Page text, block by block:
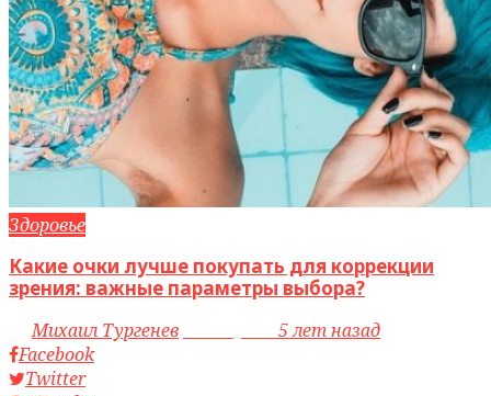
Здоровье
Какие очки лучше покупать для коррекции
зрения: важные параметры выбора?
byМихаил Тургенев
5 лет назад
Facebook
Twitter